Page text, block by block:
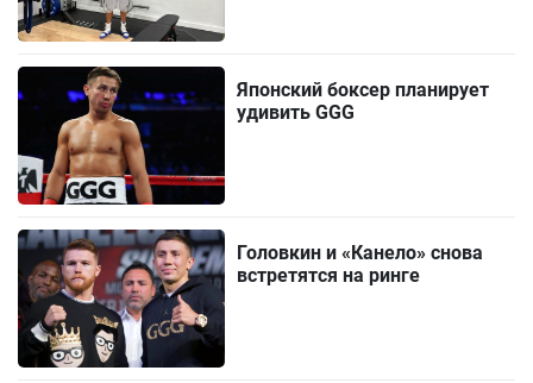
Японский боксер планирует
удивить GGG
Головкин и «Канело» снова
встретятся на ринге